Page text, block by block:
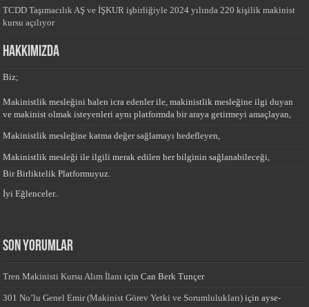
TCDD Taşımacılık AŞ ve İŞKUR işbirliğiyle 2024 yılında 220 kişilik makinist
kursu açılıyor
HAKKIMIZDA
Biz;
Makinistlik mesleğini halen icra edenler ile, makinistlik mesleğine ilgi duyan
ve makinist olmak isteyenleri aynı platformda bir araya getirmeyi amaçlayan,
Makinistlik mesleğine katma değer sağlamayı hedefleyen,
Makinistlik mesleği ile ilgili merak edilen her bilginin sağlanabileceği,
Bir Birliktelik Platformuyuz.
İyi Eğlenceler..
Son yorumlar
Tren Makinisti Kursu Alım İlanı içinCan Berk Tunçer
301 No’lu Genel Emir (Makinist Görev Yetki ve Sorumlulukları) içinayse-